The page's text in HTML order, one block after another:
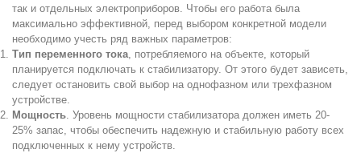
так и отдельных электроприборов. Чтобы его работа была
максимально эффективной, перед выбором конкретной модели
необходимо учесть ряд важных параметров:
Тип переменного тока, потребляемого на объекте, который
планируется подключать к стабилизатору. От этого будет зависеть,
следует остановить свой выбор на однофазном или трехфазном
устройстве.
Мощность. Уровень мощности стабилизатора должен иметь 20-
25% запас, чтобы обеспечить надежную и стабильную работу всех
подключенных к нему устройств.